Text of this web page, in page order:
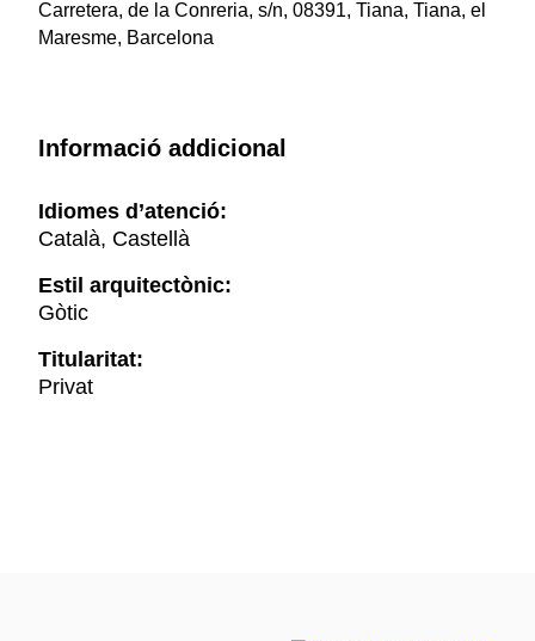
Carretera, de la Conreria, s/n, 08391, Tiana, Tiana, el
Maresme, Barcelona
Informació addicional
Idiomes d’atenció:
Català, Castellà
Estil arquitectònic:
Gòtic
Titularitat:
Privat